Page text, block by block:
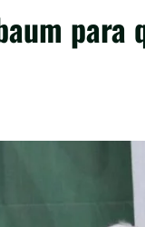
para